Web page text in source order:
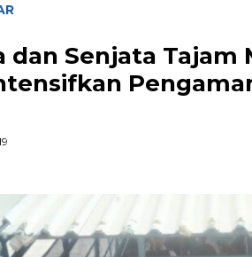
dan Senjata Tajam